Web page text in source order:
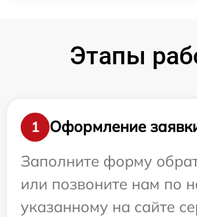
Этапы
1
Оформление
Заполните форму
или позвоните нам по
указанному на сайте